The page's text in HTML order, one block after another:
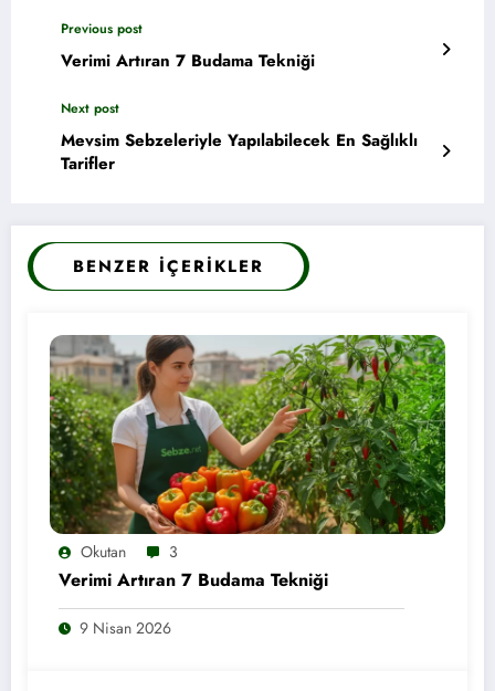
Previous post
Verimi Artıran 7 Budama Tekniği
Next post
Mevsim Sebzeleriyle Yapılabilecek En Sağlıklı
Tarifler
BENZER İÇERIKLER
Okutan 3
Verimi Artıran 7 Budama Tekniği
9 Nisan 2026